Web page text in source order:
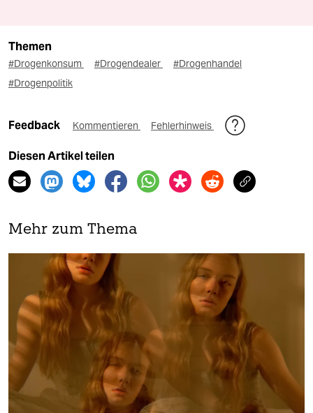
Themen
#Drogenkonsum #Drogendealer
#Drogenhandel
#Drogenpolitik
Feedback Kommentieren Fehlerhinweis
Diesen Artikel teilen
Mehr zum Thema